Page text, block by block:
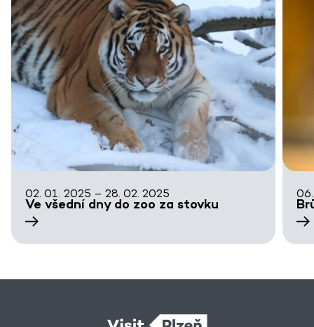
02. 01. 2025 – 28. 02. 2025
Ve všední dny do zoo za stovku